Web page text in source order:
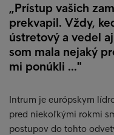
„Prístup vašich
prekvapil. Vždy,
ústretový a vedel
som mala nejaký
mi ponúkli ..."
Intrum je európskym
pred niekoľkými rokmi
postupov do tohto